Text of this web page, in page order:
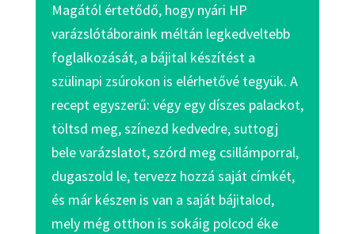
Magától értetődő, hogy nyári HP
varázslótáboraink méltán legkedveltebb
foglalkozását, a bájital készítést a
szülinapi zsúrokon is elérhetővé tegyük. A
recept egyszerű: végy egy díszes palackot,
töltsd meg, színezd kedvedre, suttogj
bele varázslatot, szórd meg csillámporral,
dugaszold le, tervezz hozzá saját címkét,
és már készen is van a saját bájitalod,
mely még otthon is sokáig polcod éke